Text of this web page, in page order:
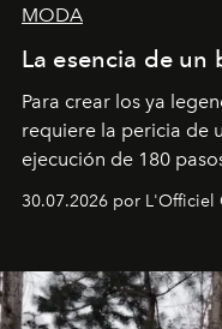
MODA
La esencia de un
Para crear los ya
requiere la pericia de
ejecución de 180
semanas. Los
que se enseña
30.07.2026 por L'Officiel